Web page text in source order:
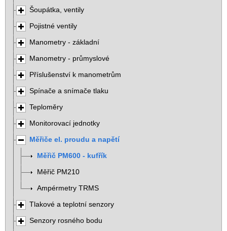
Šoupátka, ventily
Pojistné ventily
Manometry - základní
Manometry - průmyslové
Příslušenství k manometrům
Spínače a snímače tlaku
Teploměry
Monitorovací jednotky
Měřiče el. proudu a napětí
Měřič PM600 - kufřík
Měřič PM210
Ampérmetry TRMS
Tlakové a teplotní senzory
Senzory rosného bodu